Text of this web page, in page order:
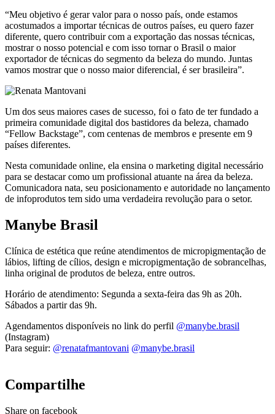
“Meu objetivo é gerar valor para o nosso país, onde estamos
acostumados a importar técnicas de outros países, eu quero fazer
diferente, quero contribuir com a exportação das nossas técnicas,
mostrar o nosso potencial e com isso tornar o Brasil o maior
exportador de técnicas do segmento da beleza do mundo. Juntas
vamos mostrar que o nosso maior diferencial, é ser brasileira”.
Um dos seus maiores cases de sucesso, foi o fato de ter fundado a
primeira comunidade digital dos bastidores da beleza, chamado
“Fellow Backstage”, com centenas de membros e presente em 9
países diferentes.
Nesta comunidade online, ela ensina o marketing digital necessário
para se destacar como um profissional atuante na área da beleza.
Comunicadora nata, seu posicionamento e autoridade no lançamento
de infoprodutos tem sido uma verdadeira revolução para o setor.
Manybe Brasil
Clínica de estética que reúne atendimentos de micropigmentação de
lábios, lifting de cílios, design e micropigmentação de sobrancelhas,
linha original de produtos de beleza, entre outros.
Horário de atendimento: Segunda a sexta-feira das 9h as 20h.
Sábados a partir das 9h.
Agendamentos disponíveis no link do perfil @manybe.brasil
(Instagram)
Para seguir: @renatafmantovani @manybe.brasil
Compartilhe
Share on facebook